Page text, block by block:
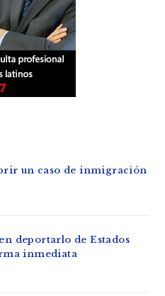
un caso de inmigración
deportarlo de Estados
inmediata